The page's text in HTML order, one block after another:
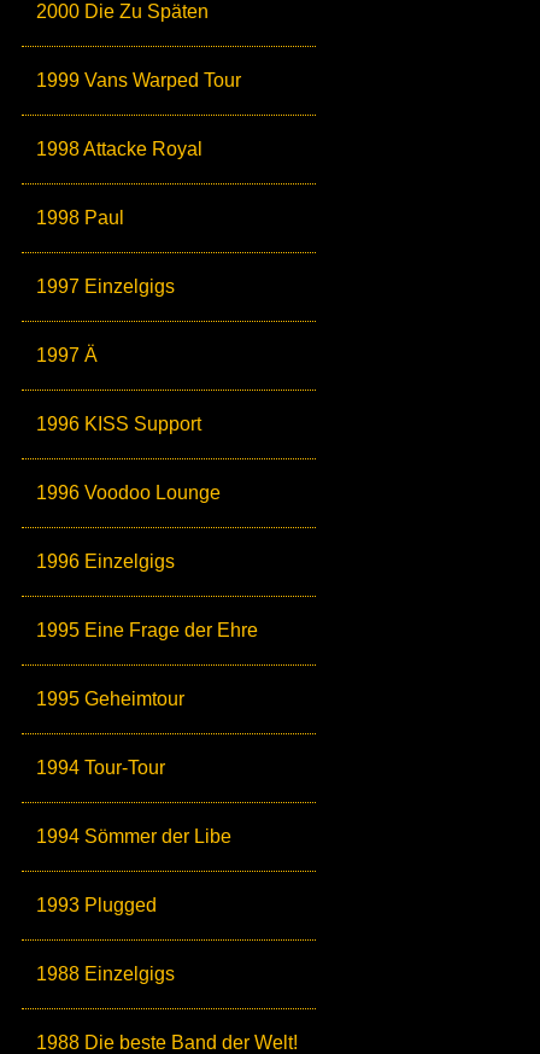
2000 Die Zu Späten
1999 Vans Warped Tour
1998 Attacke Royal
1998 Paul
1997 Einzelgigs
1997 Ä
1996 KISS Support
1996 Voodoo Lounge
1996 Einzelgigs
1995 Eine Frage der Ehre
1995 Geheimtour
1994 Tour-Tour
1994 Sömmer der Libe
1993 Plugged
1988 Einzelgigs
1988 Die beste Band der Welt!